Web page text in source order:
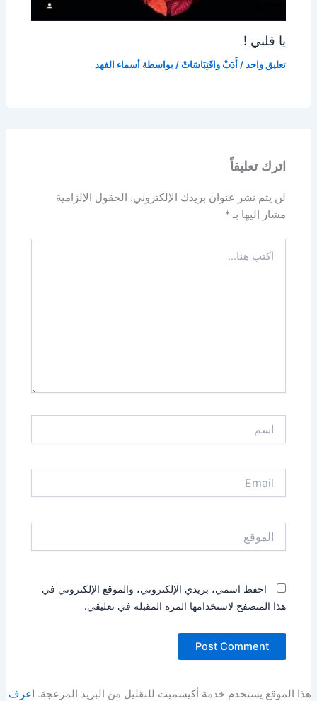
يا قلبي !
تعليق واحد / أَدَبْ واقَتِبَاسَاتْ / بواسطة أسماء الفهد
اترك تعليقاً
لن يتم نشر عنوان بريدك الإلكتروني. الحقول الإلزامية
مشار إليها بـ*
هنا...
احفظ اسمي، بريدي الإلكتروني، والموقع الإلكتروني في
هذا المتصفح لاستخدامها المرة المقبلة في تعليقي.
هذا الموقع يستخدم خدمة أكيسميت للتقليل من البريد المزعجة. اعرف